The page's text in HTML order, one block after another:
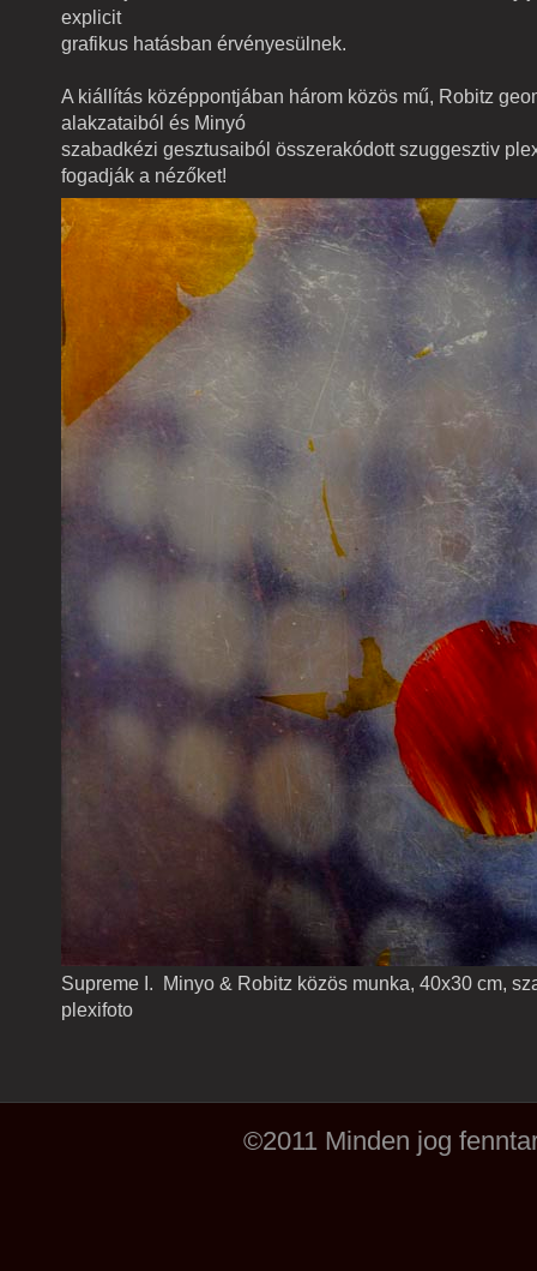
explicit
grafikus hatásban érvényesülnek.
A kiállítás középpontjában három közös mű, Robitz
alakzataiból és Minyó
szabadkézi gesztusaiból összerakódott szuggesztiv
fogadják a nézőket!
Supreme I. Minyo & Robitz közös munka, 40x30 cm,
plexifoto
©2011 Minden jog